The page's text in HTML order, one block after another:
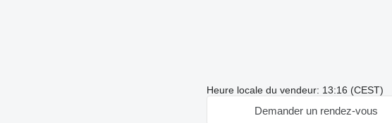
Heure locale du vendeur: 13:16 (CEST)
Demander un rendez-vous